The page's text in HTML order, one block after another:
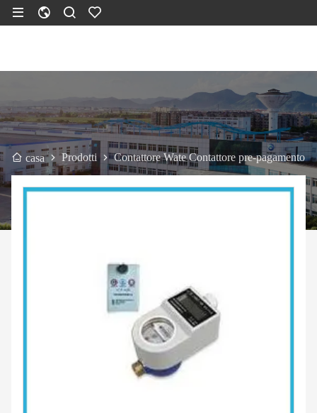
casa Prodotti Contattore Wate Contattore pre-pagamento